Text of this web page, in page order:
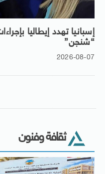
إسبانيا تهدد إيطاليا
“شنجن”
2026-08-07
ثقافة وفنون